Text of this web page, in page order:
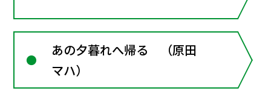
あの夕暮れへ帰る （原田
マハ）